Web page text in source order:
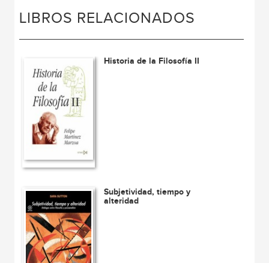
LIBROS RELACIONADOS
Historia de la Filosofía II
Subjetividad, tiempo y
alteridad